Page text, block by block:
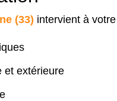
(33) intervient à
et extérieure